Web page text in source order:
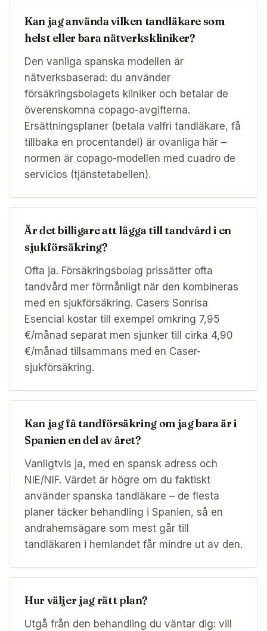
Kan jag använda vilken tandläkare som
helst eller bara nätverkskliniker?
Den vanliga spanska modellen är
nätverksbaserad: du använder
försäkringsbolagets kliniker och betalar de
överenskomna copago-avgifterna.
Ersättningsplaner (betala valfri tandläkare, få
tillbaka en procentandel) är ovanliga här –
normen är copago-modellen med cuadro de
servicios (tjänstetabellen).
Är det billigare att lägga till tandvård i en
sjukförsäkring?
Ofta ja. Försäkringsbolag prissätter ofta
tandvård mer förmånligt när den kombineras
med en sjukförsäkring. Casers Sonrisa
Esencial kostar till exempel omkring 7,95
€/månad separat men sjunker till cirka 4,90
€/månad tillsammans med en Caser-
sjukförsäkring.
Kan jag få tandförsäkring om jag bara är i
Spanien en del av året?
Vanligtvis ja, med en spansk adress och
NIE/NIF. Värdet är högre om du faktiskt
använder spanska tandläkare – de flesta
planer täcker behandling i Spanien, så en
andrahemsägare som mest går till
tandläkaren i hemlandet får mindre ut av den.
Hur väljer jag rätt plan?
Utgå från den behandling du väntar dig: vill